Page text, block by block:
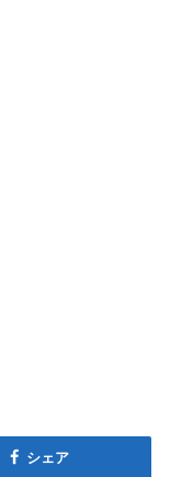
シェア